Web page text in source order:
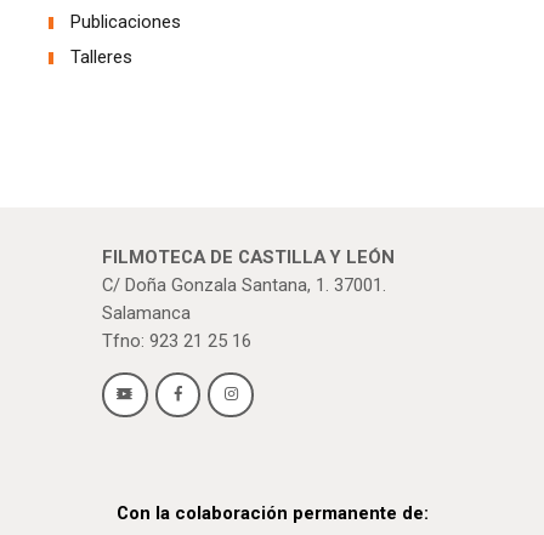
Publicaciones
Talleres
FILMOTECA DE CASTILLA Y LEÓN
C/ Doña Gonzala Santana, 1. 37001.
Salamanca
Tfno: 923 21 25 16
Con la colaboración permanente de: